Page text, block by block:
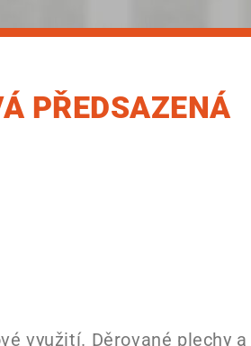
PŘEDSAZENÁ
využití. Děrované plechy a